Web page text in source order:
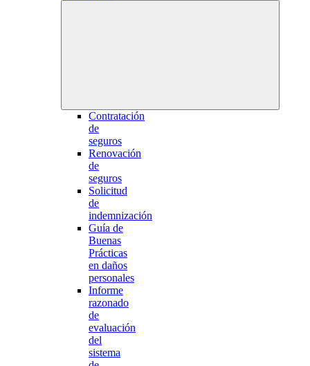
Contratación
de
seguros
Renovación
de
seguros
Solicitud
de
indemnización
Guía de
Buenas
Prácticas
en daños
personales
Informe
razonado
de
evaluación
del
sistema